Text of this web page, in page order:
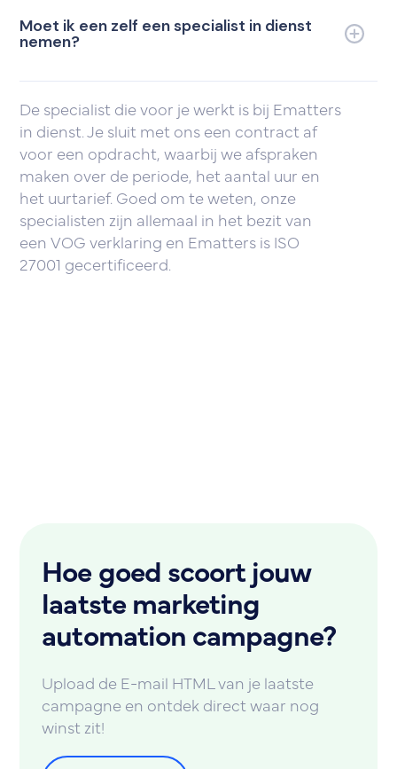
Moet ik een zelf een specialist in dienst
nemen?
De specialist die voor je werkt is bij Ematters
in dienst. Je sluit met ons een contract af
voor een opdracht, waarbij we afspraken
maken over de periode, het aantal uur en
het uurtarief. Goed om te weten, onze
specialisten zijn allemaal in het bezit van
een VOG verklaring en Ematters is ISO
27001 gecertificeerd.
Hoe goed scoort jouw
laatste marketing
automation campagne?
Upload de E-mail HTML van je laatste
campagne en ontdek direct waar nog
winst zit!